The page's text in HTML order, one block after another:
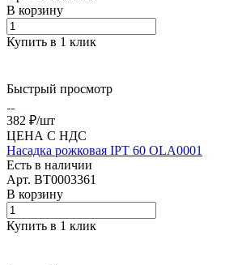
В корзину
Купить в 1 клик
Быстрый просмотр
382 ₽/шт
ЦЕНА С НДС
Насадка рожковая IPT 60 OLA0001
Есть в наличии
Арт. BT0003361
В корзину
Купить в 1 клик